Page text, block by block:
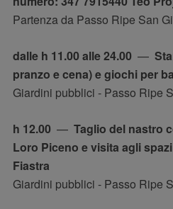
Partenza da Passo Ripe San
dalle h 11.00 alle 24.00 —
pranzo e cena) e giochi per
Giardini pubblici - Passo Ripe
h 12.00 — Taglio del nastro
Loro Piceno e visita agli
Fiastra
Giardini pubblici - Passo Ripe